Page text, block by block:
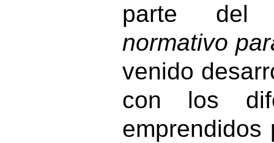
parte
normativo
venido
con los
emprendidos